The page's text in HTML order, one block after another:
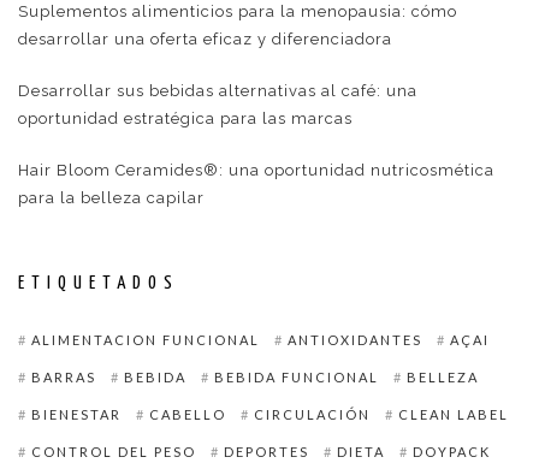
Suplementos alimenticios para la menopausia: cómo
desarrollar una oferta eficaz y diferenciadora
Desarrollar sus bebidas alternativas al café: una
oportunidad estratégica para las marcas
Hair Bloom Ceramides®: una oportunidad nutricosmética
para la belleza capilar
ETIQUETADOS
ALIMENTACION FUNCIONAL ANTIOXIDANTES AÇAI
BARRAS BEBIDA BEBIDA FUNCIONAL BELLEZA
BIENESTAR CABELLO CIRCULACIÓN CLEAN LABEL
CONTROL DEL PESO DEPORTES DIETA DOYPACK